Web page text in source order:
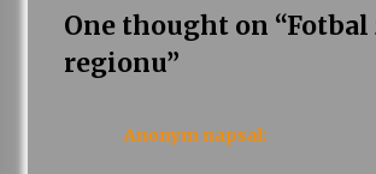
One thought on “Fotbal
regionu”
Anonym napsal: